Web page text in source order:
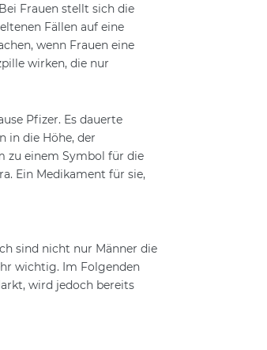
Frauen stellt sich die
Fällen auf eine
wenn Frauen eine
wirken, die nur
Pfizer. Es dauerte
in die Höhe, der
zu einem Symbol für die
Ein Medikament für sie,
sind nicht nur Männer die
wichtig. Im Folgenden
wird jedoch bereits